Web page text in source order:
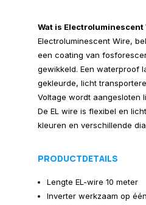
Wat is Electroluminescent
Electroluminescent Wire,
een coating van
gewikkeld. Een waterproof
gekleurde, licht
Voltage wordt aangesloten
De EL wire is flexibel en
kleuren en verschillende
PRODUCTDETAILS
Lengte EL-wire 10 meter
Inverter werkzaam op